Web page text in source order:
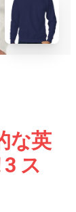
な英
ス